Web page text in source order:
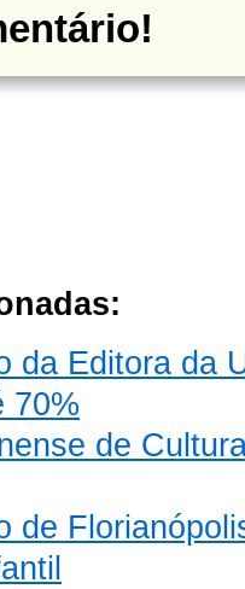
da Editora da
70%
de
de